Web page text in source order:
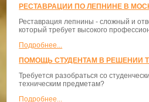
РЕСТАВРАЦИИ ПО ЛЕПНИНЕ В
Реставрация лепнины - сложный и
который требует высокого
Подробнее...
ПОМОЩЬ СТУДЕНТАМ В РЕШЕНИИ
Требуется разобраться со
техническим предметам?
Подробнее...